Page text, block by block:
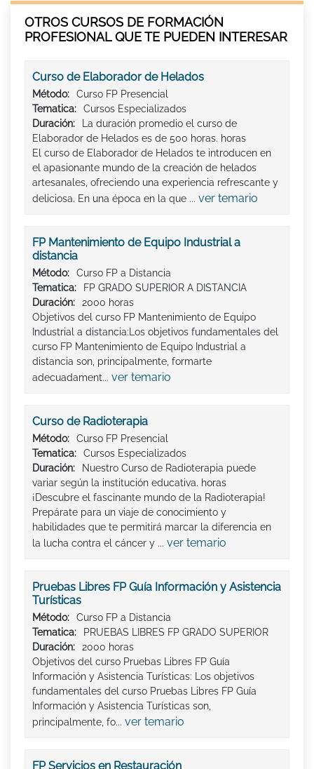
OTROS CURSOS DE FORMACIÓN
PROFESIONAL QUE TE PUEDEN INTERESAR
Curso de Elaborador de Helados
Método:
Curso FP Presencial
Tematica:
Cursos Especializados
Duración:
La duración promedio el curso de
Elaborador de Helados es de 500 horas. horas
El curso de Elaborador de Helados te introducen en
el apasionante mundo de la creación de helados
artesanales, ofreciendo una experiencia refrescante y
deliciosa. En una época en la que ... ver temario
FP Mantenimiento de Equipo Industrial a
distancia
Método:
Curso FP a Distancia
Tematica:
FP GRADO SUPERIOR A DISTANCIA
Duración:
2000 horas
Objetivos del curso FP Mantenimiento de Equipo
Industrial a distancia:Los objetivos fundamentales del
curso FP Mantenimiento de Equipo Industrial a
distancia son, principalmente, formarte
adecuadament... ver temario
Curso de Radioterapia
Método:
Curso FP Presencial
Tematica:
Cursos Especializados
Duración:
Nuestro Curso de Radioterapia puede
variar según la institución educativa. horas
¡Descubre el fascinante mundo de la Radioterapia!
Prepárate para un viaje de conocimiento y
habilidades que te permitirá marcar la diferencia en
la lucha contra el cáncer y ... ver temario
Pruebas Libres FP Guía Información y Asistencia
Turísticas
Método:
Curso FP a Distancia
Tematica:
PRUEBAS LIBRES FP GRADO SUPERIOR
Duración:
2000 horas
Objetivos del curso Pruebas Libres FP Guía
Información y Asistencia Turísticas: Los objetivos
fundamentales del curso Pruebas Libres FP Guía
Información y Asistencia Turísticas son,
principalmente, fo... ver temario
FP Servicios en Restauración